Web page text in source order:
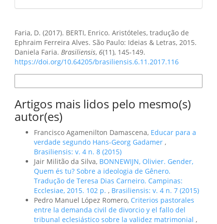
Faria, D. (2017). BERTI, Enrico. Aristóteles, tradução de
Ephraim Ferreira Alves. São Paulo: Ideias & Letras, 2015.
Daniela Faria. Brasiliensis, 6(11), 145-149.
https://doi.org/10.64205/brasiliensis.6.11.2017.116
Artigos mais lidos pelo mesmo(s)
autor(es)
Francisco Agamenilton Damascena, Educar para a
verdade segundo Hans-Georg Gadamer ,
Brasiliensis: v. 4 n. 8 (2015)
Jair Militão da Silva, BONNEWIJN, Olivier. Gender,
Quem és tu? Sobre a ideologia de Gênero.
Tradução de Teresa Dias Carneiro. Campinas:
Ecclesiae, 2015. 102 p. , Brasiliensis: v. 4 n. 7 (2015)
Pedro Manuel López Romero, Criterios pastorales
entre la demanda civil de divorcio y el fallo del
tribunal eclesiástico sobre la validez matrimonial ,